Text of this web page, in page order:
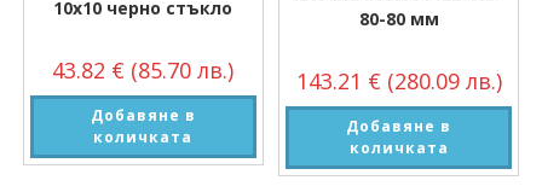
10х10 черно стъкло
43.82 € (85.70 лв.)
Добавяне в
количката
80-80 мм
143.21 € (280.09 лв.)
Добавяне в
количката